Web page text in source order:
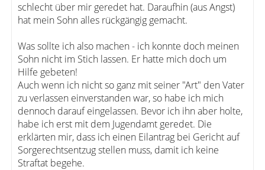
schlecht über mir geredet hat. Daraufhin (aus Angst)
hat mein Sohn alles rückgängig gemacht.
Was sollte ich also machen - ich konnte doch meinen
Sohn nicht im Stich lassen. Er hatte mich doch um
Hilfe gebeten!
Auch wenn ich nicht so ganz mit seiner "Art" den Vater
zu verlassen einverstanden war, so habe ich mich
dennoch darauf eingelassen. Bevor ich ihn aber holte,
habe ich erst mit dem Jugendamt geredet. Die
erklärten mir, dass ich einen Eilantrag bei Gericht auf
Sorgerechtsentzug stellen muss, damit ich keine
Straftat begehe.